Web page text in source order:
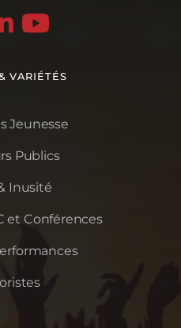

VARIÉTÉS
Jeunesse
Publics
Inusité
et Conférences